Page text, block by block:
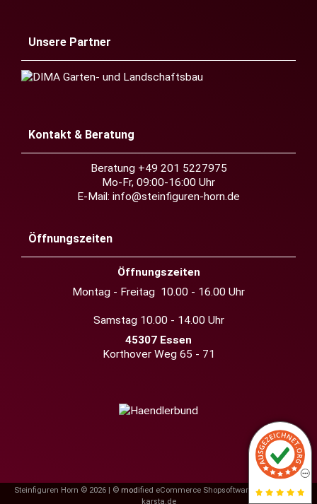
Unsere Partner
Kontakt & Beratung
Beratung +49 201 5227975
Mo-Fr, 09:00-16:00 Uhr
E-Mail: info@steinfiguren-horn.de
Öffnungszeiten
Öffnungszeiten
Montag - Freitag 10.00 - 16.00 Uhr
Samstag 10.00 - 14.00 Uhr
45307 Essen
Korthover Weg 65 - 71
Steinfiguren Horn © 2026 | © modified eCommerce Shopsoftware |© design by
karsta.de